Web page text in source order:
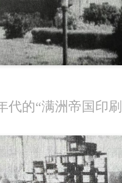
代的“满洲帝国印